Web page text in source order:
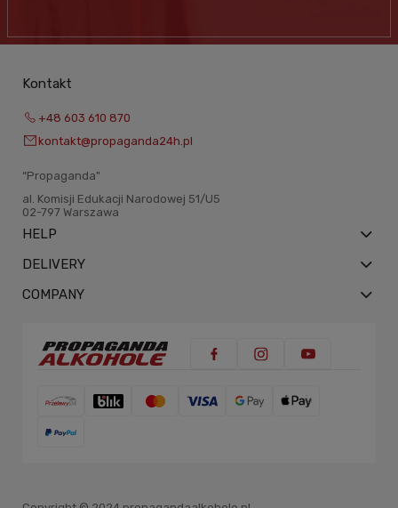
Kontakt
+48 603 610 870
kontakt@propaganda24h.pl
“Propaganda"
al. Komisji Edukacji Narodowej 51/U5
02-797 Warszawa
HELP
DELIVERY
COMPANY